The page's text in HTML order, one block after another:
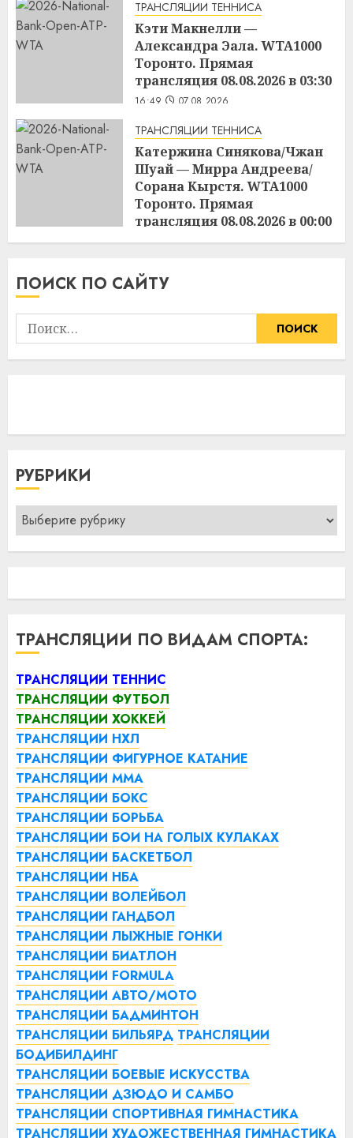
ТРАНСЛЯЦИИ ТЕННИСА
Кэти Макнелли —
Александра Эала. WTA1000
Торонто. Прямая
трансляция 08.08.2026 в 03:30
16:49 07.08.2026
ТРАНСЛЯЦИИ ТЕННИСА
Катержина Синякова/Чжан
Шуай — Мирра Андреева/
Сорана Кырстя. WTA1000
Торонто. Прямая
трансляция 08.08.2026 в 00:00
16:48 07.08.2026
ПОИСК ПО САЙТУ
Найти:
РУБРИКИ
Рубрики
ТРАНСЛЯЦИИ ПО ВИДАМ СПОРТА:
ТРАНСЛЯЦИИ ТЕННИС
ТРАНСЛЯЦИИ ФУТБОЛ
ТРАНСЛЯЦИИ ХОККЕЙ
ТРАНСЛЯЦИИ НХЛ
ТРАНСЛЯЦИИ ФИГУРНОЕ КАТАНИЕ
ТРАНСЛЯЦИИ ММА
ТРАНСЛЯЦИИ БОКС
ТРАНСЛЯЦИИ БОРЬБА
ТРАНСЛЯЦИИ БОИ НА ГОЛЫХ КУЛАКАХ
ТРАНСЛЯЦИИ БАСКЕТБОЛ
ТРАНСЛЯЦИИ НБА
ТРАНСЛЯЦИИ ВОЛЕЙБОЛ
ТРАНСЛЯЦИИ ГАНДБОЛ
ТРАНСЛЯЦИИ ЛЫЖНЫЕ ГОНКИ
ТРАНСЛЯЦИИ БИАТЛОН
ТРАНСЛЯЦИИ FORMULA
ТРАНСЛЯЦИИ АВТО/МОТО
ТРАНСЛЯЦИИ БАДМИНТОН
ТРАНСЛЯЦИИ БИЛЬЯРД ТРАНСЛЯЦИИ
БОДИБИЛДИНГ
ТРАНСЛЯЦИИ БОЕВЫЕ ИСКУССТВА
ТРАНСЛЯЦИИ ДЗЮДО И САМБО
ТРАНСЛЯЦИИ СПОРТИВНАЯ ГИМНАСТИКА
ТРАНСЛЯЦИИ ХУДОЖЕСТВЕННАЯ ГИМНАСТИКА